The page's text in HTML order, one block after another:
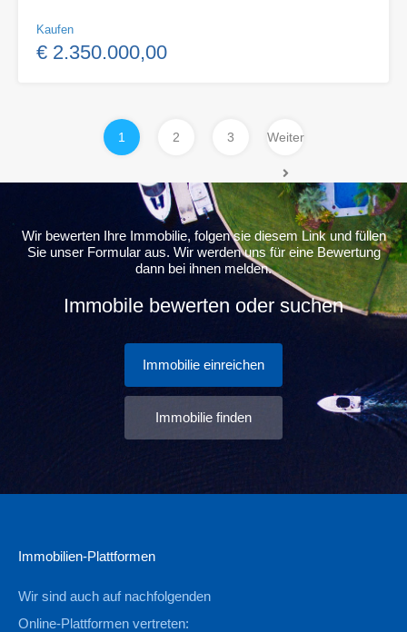
Kaufen
€ 2.350.000,00
1 2 3 Weiter
Wir bewerten Ihre Immobilie, folgen sie diesem Link und füllen
Sie unser Formular aus. Wir werden uns für eine Bewertung
dann bei ihnen melden.
Immobile bewerten oder suchen
Immobilie einreichen
Immobilie finden
Immobilien-Plattformen
Wir sind auch auf nachfolgenden
Online-Plattformen vertreten: